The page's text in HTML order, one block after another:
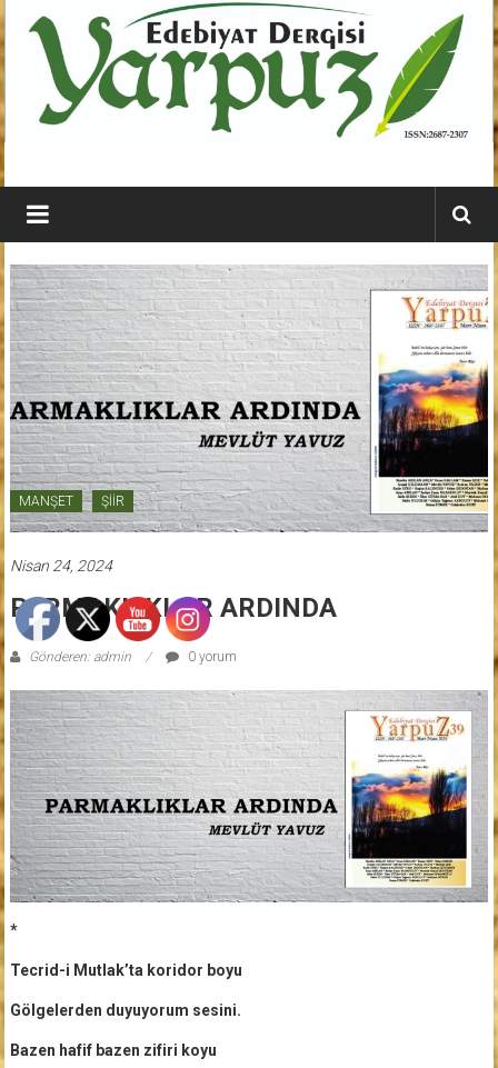
geç
YARPUZ
Edebiyat
Dergisi
Kahramanmaraş'ın
En
Etkili
Edebiyat
Dergisi
MANŞET ŞİİR
Nisan 24, 2024
PARMAKLIKLAR ARDINDA
Gönderen: admin 0 yorum
*
Tecrid-i Mutlak’ta koridor boyu
Gölgelerden duyuyorum sesini.
Bazen hafif bazen zifiri koyu